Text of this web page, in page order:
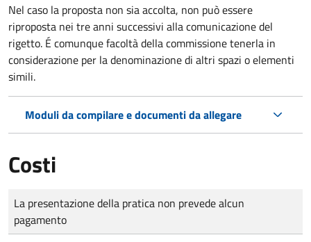
Nel caso la proposta non sia accolta, non può essere
riproposta nei tre anni successivi alla comunicazione del
rigetto. É comunque facoltà della commissione tenerla in
considerazione per la denominazione di altri spazi o elementi
simili.
Moduli da compilare e documenti da allegare
Costi
Tipo di pagamento
Importo
La presentazione della pratica non prevede alcun
pagamento